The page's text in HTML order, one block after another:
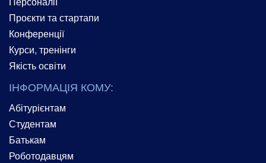
Проєкти та стартапи
Конференції
Курси, тренінги
Якість освіти
ІНФОРМАЦІЯ КОМУ:
Абітурієнтам
Студентам
Батькам
Роботодавцям